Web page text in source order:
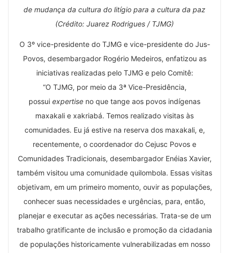
de mudança da cultura do litígio para a cultura da paz
(Crédito: Juarez Rodrigues / TJMG)
O 3º vice-presidente do TJMG e vice-presidente do Jus-
Povos, desembargador Rogério Medeiros, enfatizou as
iniciativas realizadas pelo TJMG e pelo Comitê:
“O TJMG, por meio da 3ª Vice-Presidência,
possui expertise no que tange aos povos indígenas
maxakali e xakriabá. Temos realizado visitas às
comunidades. Eu já estive na reserva dos maxakali, e,
recentemente, o coordenador do Cejusc Povos e
Comunidades Tradicionais, desembargador Enéias Xavier,
também visitou uma comunidade quilombola. Essas visitas
objetivam, em um primeiro momento, ouvir as populações,
conhecer suas necessidades e urgências, para, então,
planejar e executar as ações necessárias. Trata-se de um
trabalho gratificante de inclusão e promoção da cidadania
de populações historicamente vulnerabilizadas em nosso